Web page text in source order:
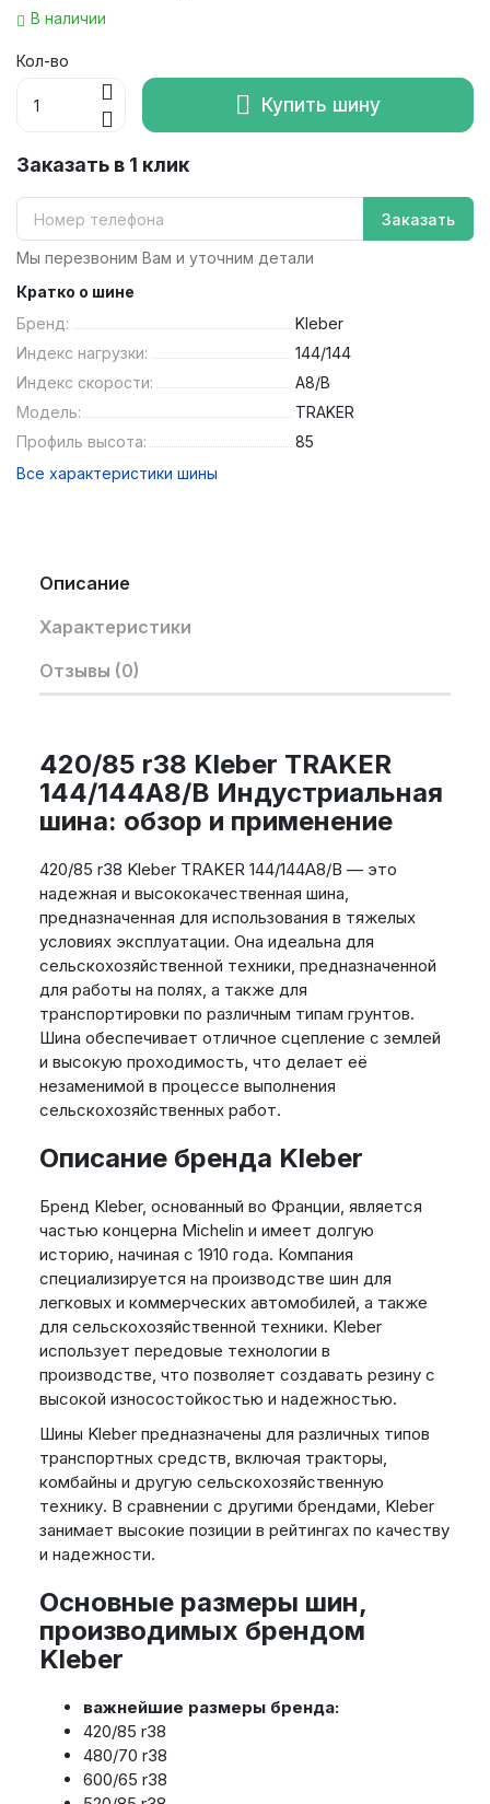
В наличии
Кол-во
Купить шину
Заказать в 1 клик
Заказать
Мы перезвоним Вам и уточним детали
Кратко о шине
Бренд:
Kleber
Индекс нагрузки:
144/144
Индекс скорости:
A8/B
Модель:
TRAKER
Профиль высота:
85
Все характеристики шины
Описание
Характеристики
Отзывы (0)
420/85 r38 Kleber TRAKER
144/144A8/B Индустриальная
шина: обзор и применение
420/85 r38 Kleber TRAKER 144/144A8/B — это
надежная и высококачественная шина,
предназначенная для использования в тяжелых
условиях эксплуатации. Она идеальна для
сельскохозяйственной техники, предназначенной
для работы на полях, а также для
транспортировки по различным типам грунтов.
Шина обеспечивает отличное сцепление с землей
и высокую проходимость, что делает её
незаменимой в процессе выполнения
сельскохозяйственных работ.
Описание бренда Kleber
Бренд Kleber, основанный во Франции, является
частью концерна Michelin и имеет долгую
историю, начиная с 1910 года. Компания
специализируется на производстве шин для
легковых и коммерческих автомобилей, а также
для сельскохозяйственной техники. Kleber
использует передовые технологии в
производстве, что позволяет создавать резину с
высокой износостойкостью и надежностью.
Шины Kleber предназначены для различных типов
транспортных средств, включая тракторы,
комбайны и другую сельскохозяйственную
технику. В сравнении с другими брендами, Kleber
занимает высокие позиции в рейтингах по качеству
и надежности.
Основные размеры шин,
производимых брендом
Kleber
важнейшие размеры бренда:
420/85 r38
480/70 r38
600/65 r38